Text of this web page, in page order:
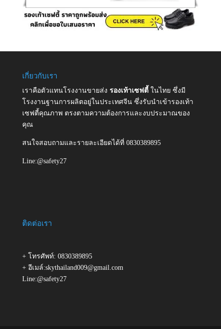
เกี่ยวกับเรา
เราคือตัวแทนโรงงานขายส่ง รองเท้าเซฟตี้ ในไทย ซึ่งมี
โรงงานฐานการผลิตอยู่ในประเทศจีน ซึ่งรับนำเข้ารองเท้า
เซฟตี้คุณภาพ ตรงตามความต้องการและงบประมาณของ
คุณ
สนใจสอบถามและรายละเอียดได้ที่ 0830389895
Line:@safety27
ติดต่อเรา
+ โทรศัพท์: 0830389895
+ อีเมล์:skythailand009@gmail.com
Line:@safety27